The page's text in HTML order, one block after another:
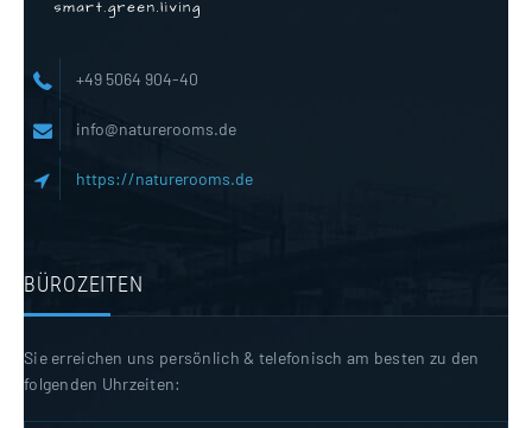
+49 5064 904-40
info@naturerooms.de
https://naturerooms.de
BÜROZEITEN
Sie erreichen uns persönlich & telefonisch am besten zu den
folgenden Uhrzeiten: